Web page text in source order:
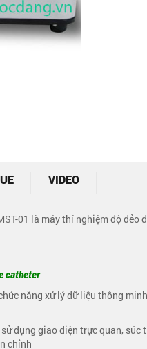
VIDEO
01 là máy thí nghiệm độ
catheter
năng xử lý dữ liệu thông
dụng giao diện trực quan,
chỉnh